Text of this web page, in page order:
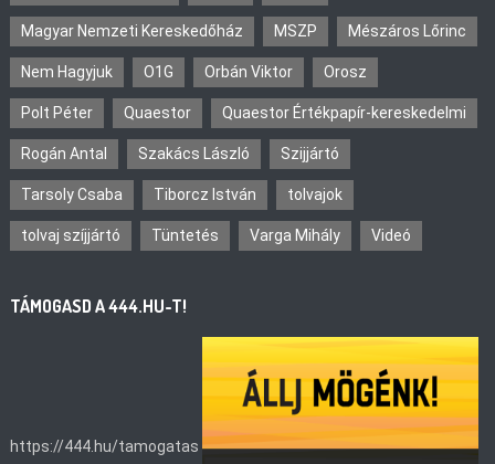
Magyar Nemzeti Kereskedőház MSZP Mészáros Lőrinc
Nem Hagyjuk O1G Orbán Viktor Orosz
Polt Péter Quaestor Quaestor Értékpapír-kereskedelmi
Rogán Antal Szakács László Szijjártó
Tarsoly Csaba Tiborcz István tolvajok
tolvaj szíjjártó Tüntetés Varga Mihály Videó
TÁMOGASD A 444.HU-T!
https://444.hu/tamogatas